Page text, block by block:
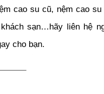
cao su cũ, nệm cao
sạn…hãy liên hệ
cho bạn.